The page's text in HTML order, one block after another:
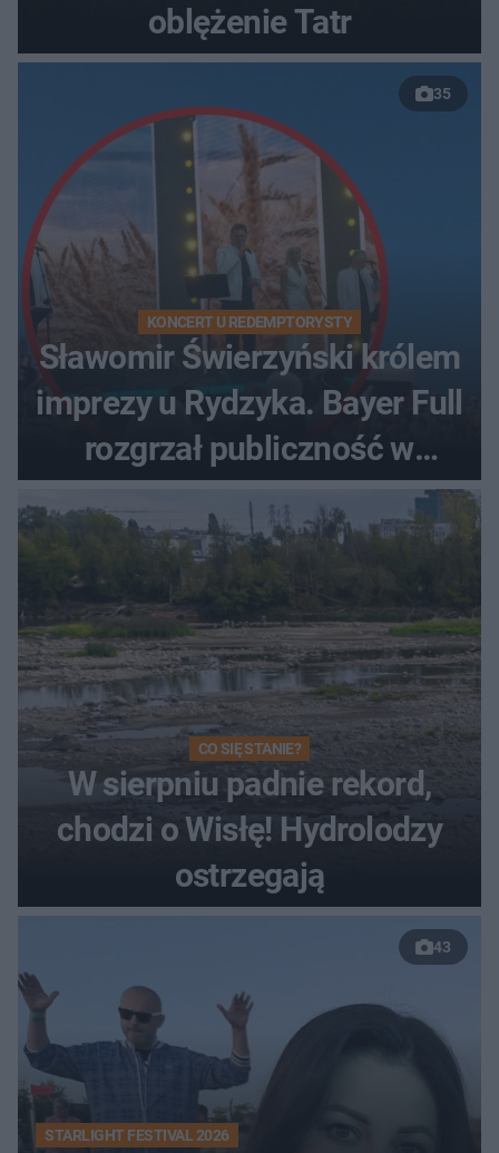
oblężenie Tatr
35
KONCERT U REDEMPTORYSTY
Sławomir Świerzyński królem
imprezy u Rydzyka. Bayer Full
rozgrzał publiczność w
Toruniu
CO SIĘ STANIE?
W sierpniu padnie rekord,
chodzi o Wisłę! Hydrolodzy
ostrzegają
43
STARLIGHT FESTIVAL 2026